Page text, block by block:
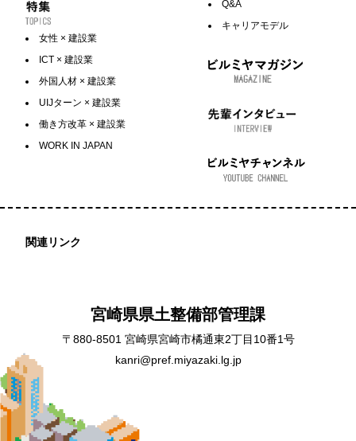
女性 × 建設業
ICT × 建設業
外国人材 × 建設業
UIJターン × 建設業
働き方改革 × 建設業
WORK IN JAPAN
Q&A
キャリアモデル
関連リンク
宮崎県県土整備部管理課
〒880-8501 宮崎県宮崎市橘通東2丁目10番1号
kanri@pref.miyazaki.lg.jp